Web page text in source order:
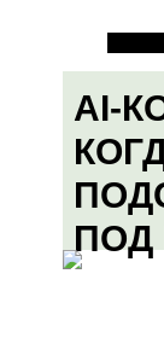
AI-
ПОД